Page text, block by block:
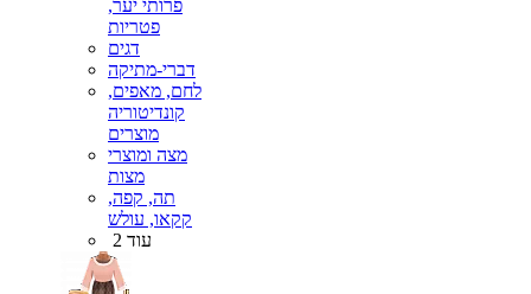
פרותי יער,
פטריות
דגים
דברי-מתיקה
לחם, מאפים,
קונדיטוריה
מוצרים
מצה ומוצרי
מצות
תה, קפה,
קקאו, עולש
עוד 2